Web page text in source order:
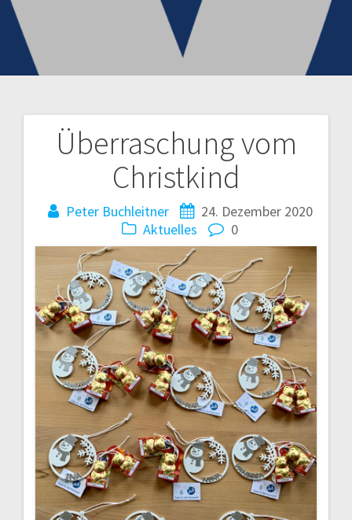
Überraschung vom
Christkind
Peter Buchleitner
24. Dezember 2020
Aktuelles
0
Beitragsnavigation